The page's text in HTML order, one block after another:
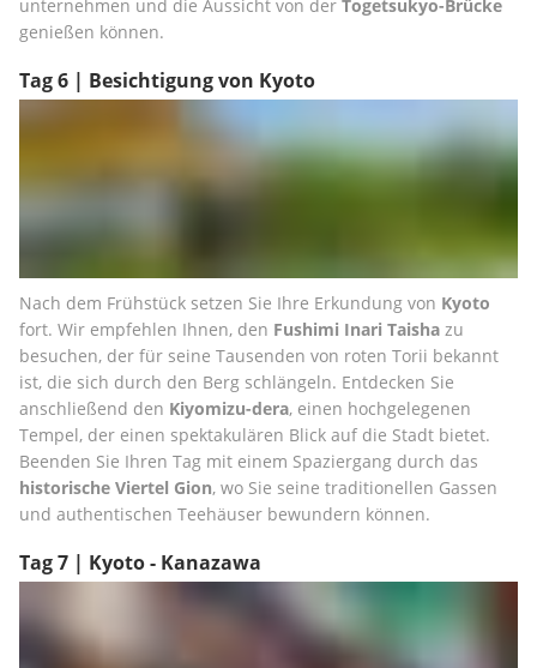
unternehmen und die Aussicht von der
genießen können.
Tag 6 | Besichtigung von Kyoto
Nach dem Frühstück setzen Sie Ihre Erkundung von Kyoto
fort. Wir empfehlen Ihnen, den Fushimi Inari Taisha zu
besuchen, der für seine Tausenden von roten Torii bekannt
ist, die sich durch den Berg schlängeln. Entdecken Sie
anschließend den Kiyomizu-dera, einen hochgelegenen
Tempel, der einen spektakulären Blick auf die Stadt bietet.
historische Viertel Gion, wo Sie seine traditionellen Gassen
und authentischen Teehäuser bewundern können.
Tag 7 | Kyoto - Kanazawa